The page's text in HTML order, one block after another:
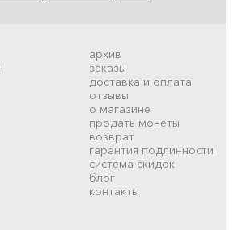
архив
заказы
доставка и оплата
отзывы
о магазине
продать монеты
возврат
гарантия подлинности
система скидок
блог
контакты